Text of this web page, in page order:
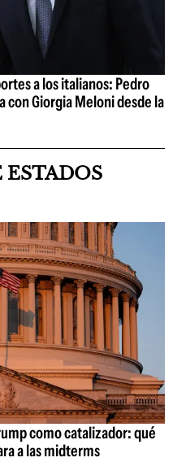
a los italianos: Pedro
con Giorgia Meloni desde la
como catalizador: qué
a las midterms